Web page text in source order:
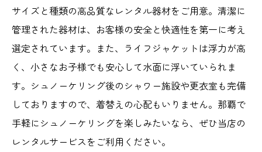
サイズと種類の高品質なレンタル器材をご用意。清潔に
管理された器材は、お客様の安全と快適性を第一に考え
選定されています。また、ライフジャケットは浮力が高
く、小さなお子様でも安心して水面に浮いていられま
す。シュノーケリング後のシャワー施設や更衣室も完備
しておりますので、着替えの心配もいりません。那覇で
手軽にシュノーケリングを楽しみたいなら、ぜひ当店の
レンタルサービスをご利用ください。